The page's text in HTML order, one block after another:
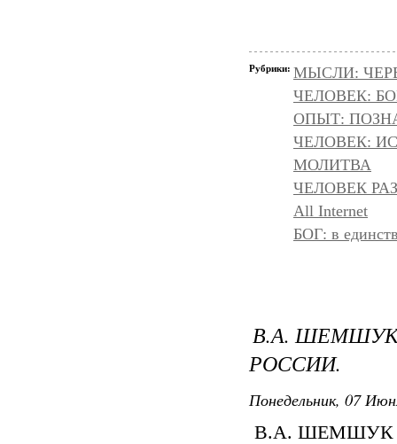
Рубрики: МЫСЛИ:
ЧЕЛОВЕК:
ОПЫТ:
ЧЕЛОВЕК:
МОЛИТВА
ЧЕЛОВЕК
All Internet
БОГ: в
В.А. ШЕМШУК
РОССИИ.
Понедельник, 07
В.А. ШЕМШУК